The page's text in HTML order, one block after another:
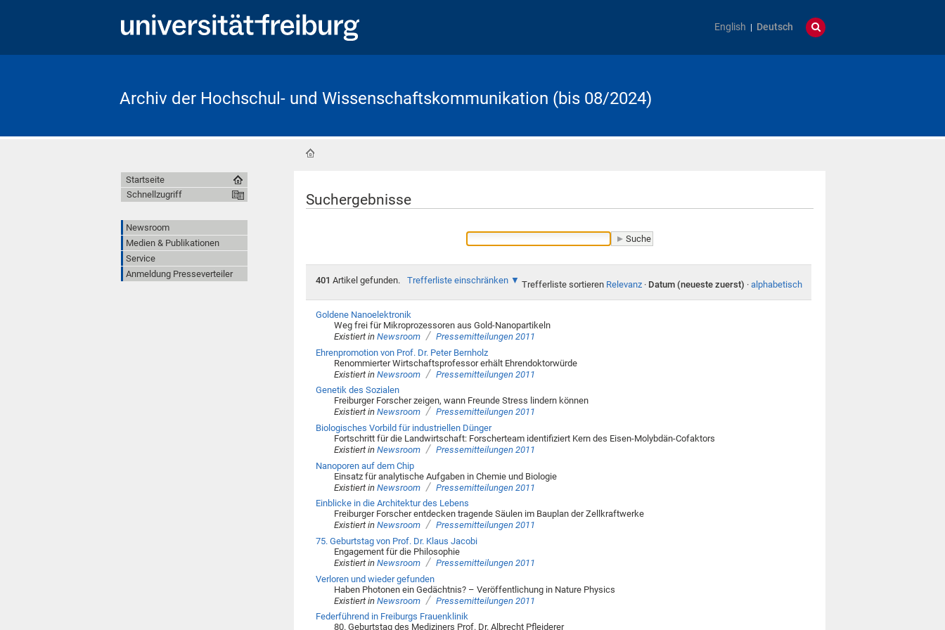
English Deutsch
Archiv der Hochschul- und Wissenschaftskommunikation (bis 08/2024)
Suchergebnisse
401 Artikel gefunden. Trefferliste einschränken Trefferliste sortieren Relevanz · Datum (neueste zuerst) · alphabetisch
Goldene Nanoelektronik
Weg frei für Mikroprozessoren aus Gold-Nanopartikeln
Existiert in Newsroom / Pressemitteilungen 2011
Ehrenpromotion von Prof. Dr. Peter Bernholz
Renommierter Wirtschaftsprofessor erhält Ehrendoktorwürde
Existiert in Newsroom / Pressemitteilungen 2011
Genetik des Sozialen
Freiburger Forscher zeigen, wann Freunde Stress lindern können
Existiert in Newsroom / Pressemitteilungen 2011
Biologisches Vorbild für industriellen Dünger
Fortschritt für die Landwirtschaft: Forscherteam identifiziert Kern des Eisen-Molybdän-Cofaktors
Existiert in Newsroom / Pressemitteilungen 2011
Nanoporen auf dem Chip
Einsatz für analytische Aufgaben in Chemie und Biologie
Existiert in Newsroom / Pressemitteilungen 2011
Einblicke in die Architektur des Lebens
Freiburger Forscher entdecken tragende Säulen im Bauplan der Zellkraftwerke
Existiert in Newsroom / Pressemitteilungen 2011
75. Geburtstag von Prof. Dr. Klaus Jacobi
Engagement für die Philosophie
Existiert in Newsroom / Pressemitteilungen 2011
Verloren und wieder gefunden
Haben Photonen ein Gedächtnis? – Veröffentlichung in Nature Physics
Existiert in Newsroom / Pressemitteilungen 2011
Federführend in Freiburgs Frauenklinik
80. Geburtstag des Mediziners Prof. Dr. Albrecht Pfleiderer
Startseite
Schnellzugriff
Newsroom
Medien & Publikationen
Service
Anmeldung Presseverteiler